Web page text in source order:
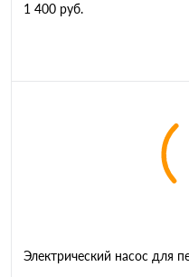
1 400 руб.
Электрический насос для